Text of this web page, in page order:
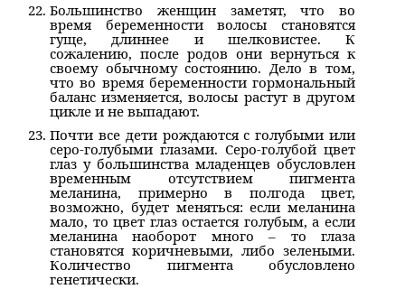
Большинство женщин заметят, что во
время беременности волосы становятся
гуще, длиннее и шелковистее. К
сожалению, после родов они вернуться к
своему обычному состоянию. Дело в том,
что во время беременности гормональный
баланс изменяется, волосы растут в другом
цикле и не выпадают.
Почти все дети рождаются с голубыми или
серо-голубыми глазами. Серо-голубой цвет
глаз у большинства младенцев обусловлен
временным отсутствием пигмента
меланина, примерно в полгода цвет,
возможно, будет меняться: если меланина
мало, то цвет глаз остается голубым, а если
меланина наоборот много – то глаза
становятся коричневыми, либо зелеными.
Количество пигмента обусловлено
генетически.